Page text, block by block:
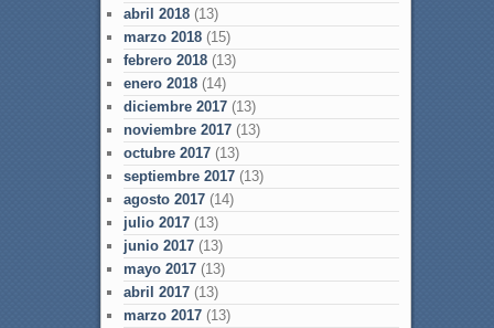
abril 2018(13)
marzo 2018(15)
febrero 2018(13)
enero 2018(14)
diciembre 2017(13)
noviembre 2017(13)
octubre 2017(13)
septiembre 2017(13)
agosto 2017(14)
julio 2017(13)
junio 2017(13)
mayo 2017(13)
abril 2017(13)
marzo 2017(13)